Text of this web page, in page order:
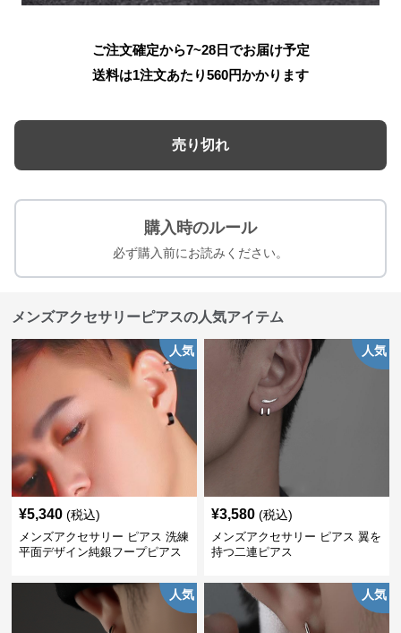
ご注文確定から7~28日でお届け予定
送料は1注文あたり560円かかります
売り切れ
購入時のルール
必ず購入前にお読みください。
メンズアクセサリーピアスの人気アイテム
人気
¥5,340 (税込)
メンズアクセサリー ピアス 洗練
平面デザイン純銀フープピアス
人気
¥3,580 (税込)
メンズアクセサリー ピアス 翼を
持つ二連ピアス
人気 人気